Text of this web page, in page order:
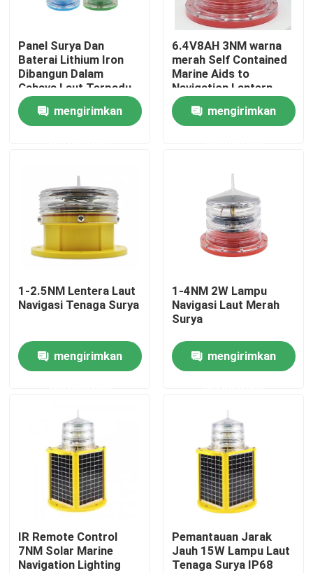
Produk
Tentang kami
Tur Pabrik
Kontrol kualitas
Permintaan Penawaran
Lampu Obstruksi Penerbangan
Lampu Obstruksi Pesawat Terbang
Panel Surya Dan
Baterai Lithium Iron
Dibangun Dalam
Cahaya Laut Terpadu
mengirimkan
6.4V8AH 3NM warna
merah Self Contained
Marine Aids to
Navigation Lantern
Solar Energy Untuk
sungai pedalaman
mengirimkan
1-2.5NM Lentera Laut
Navigasi Tenaga Surya
mengirimkan
1-4NM 2W Lampu
Navigasi Laut Merah
Surya
mengirimkan
IR Remote Control
7NM Solar Marine
Navigation Lighting
Pemantauan Jarak
Jauh 15W Lampu Laut
Tenaga Surya IP68